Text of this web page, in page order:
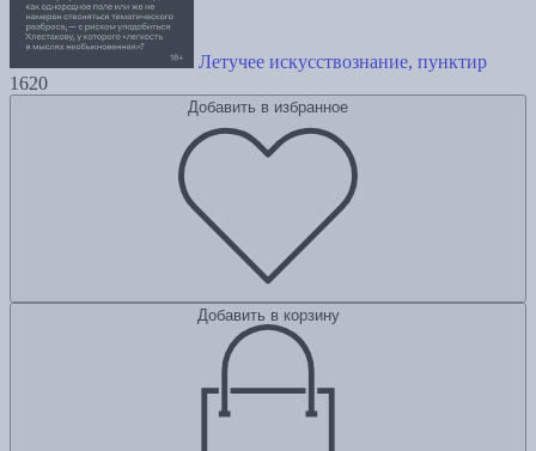
Летучее искусствознание, пунктир
1620
Добавить в избранное
Добавить в корзину